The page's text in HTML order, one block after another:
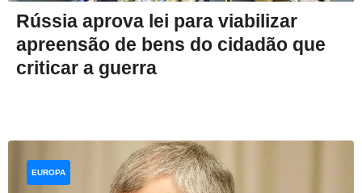
Rússia aprova lei para viabilizar
apreensão de bens do cidadão que
criticar a guerra
EUROPA